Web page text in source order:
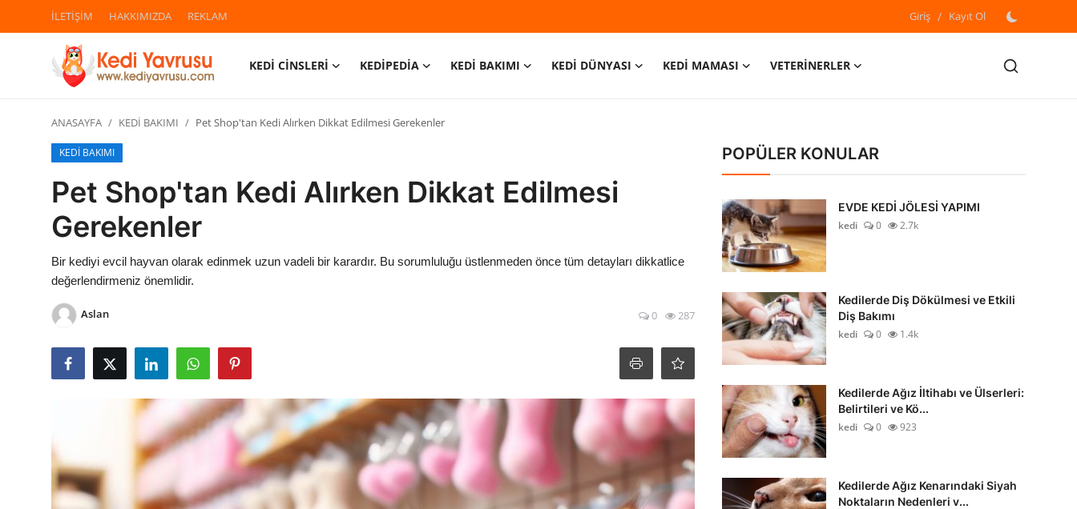
İLETİŞİM HAKKIMIZDA REKLAM Giriş / Kayıt Ol
KEDİ CİNSLERİ KEDİPEDİA KEDİ BAKIMI KEDİ DÜNYASI KEDİ MAMASI
VETERİNERLER
Giriş
REKLAM
KEDİ CİNSLERİ
KEDİPEDİA
KEDİ DÜNYASI
VETERİNERLER
ANASAYFA KEDİ BAKIMI Pet Shop'tan Kedi Alırken Dikkat Edilmesi Gerekenler
KEDİ BAKIMI
Pet Shop'tan Kedi Alırken Dikkat Edilmesi
Gerekenler
Bir kediyi evcil hayvan olarak edinmek uzun vadeli bir karardır. Bu sorumluluğu üstlenmeden önce tüm detayları dikkatlice
değerlendirmeniz önemlidir.
Aslan 0 287
POPÜLER KONULAR
EVDE KEDİ JÖLESİ YAPIMI
kedi
0 2.7k
Kedilerde Diş Dökülmesi ve Etkili
Diş Bakımı
kedi
0 1.4k
Kedilerde Ağız İltihabı ve Ülserleri:
Belirtileri ve Kö...
kedi
0 923
Kedilerde Ağız Kenarındaki Siyah
Noktaların Nedenleri v...